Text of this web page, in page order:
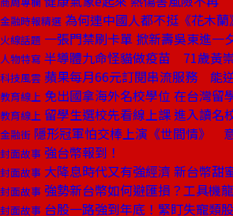
金融時報精選 為何連中國人都不挺《花木蘭
火線話題 一張門禁刷卡單 掀新壽吳東進一
人物特寫 半導體九命怪貓做疫苗 71歲黃
科技風雲 蘋果每月66元訂閱串流服務 能
教育線上 免出國拿海外名校學位 在台灣留
教育線上 留學生選校先看線上課 進入讀名
金融街 隱形冠軍怕交棒上演《世間情》
封面故事 強台幣報到！
封面故事 大降息時代又有強經濟 新台幣甜
封面故事 強勢新台幣如何避匯損？工具機
封面故事 台股一路強到年底！緊盯失寵類